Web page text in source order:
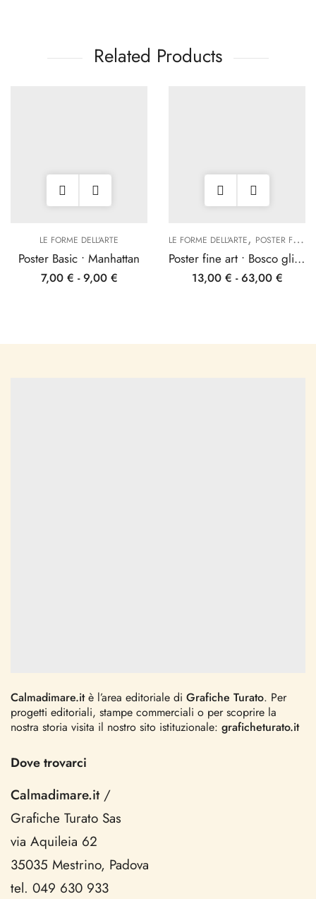
Related Products
LE FORME DELL'ARTE
Poster Basic • Manhattan
7,00 € - 9,00 €
LE FORME DELL'ARTE, POSTER FINE ART
Poster fine art • Bosco glicine
13,00 € - 63,00 €
Calmadimare.itè l’area editoriale di Grafiche Turato. Per
progetti editoriali, stampe commerciali o per scoprire la
nostra storia visita il nostro sito istituzionale: graficheturato.it
Dove trovarci
Calmadimare.it /
Grafiche Turato Sas
via Aquileia 62
35035 Mestrino, Padova
tel. 049 630 933